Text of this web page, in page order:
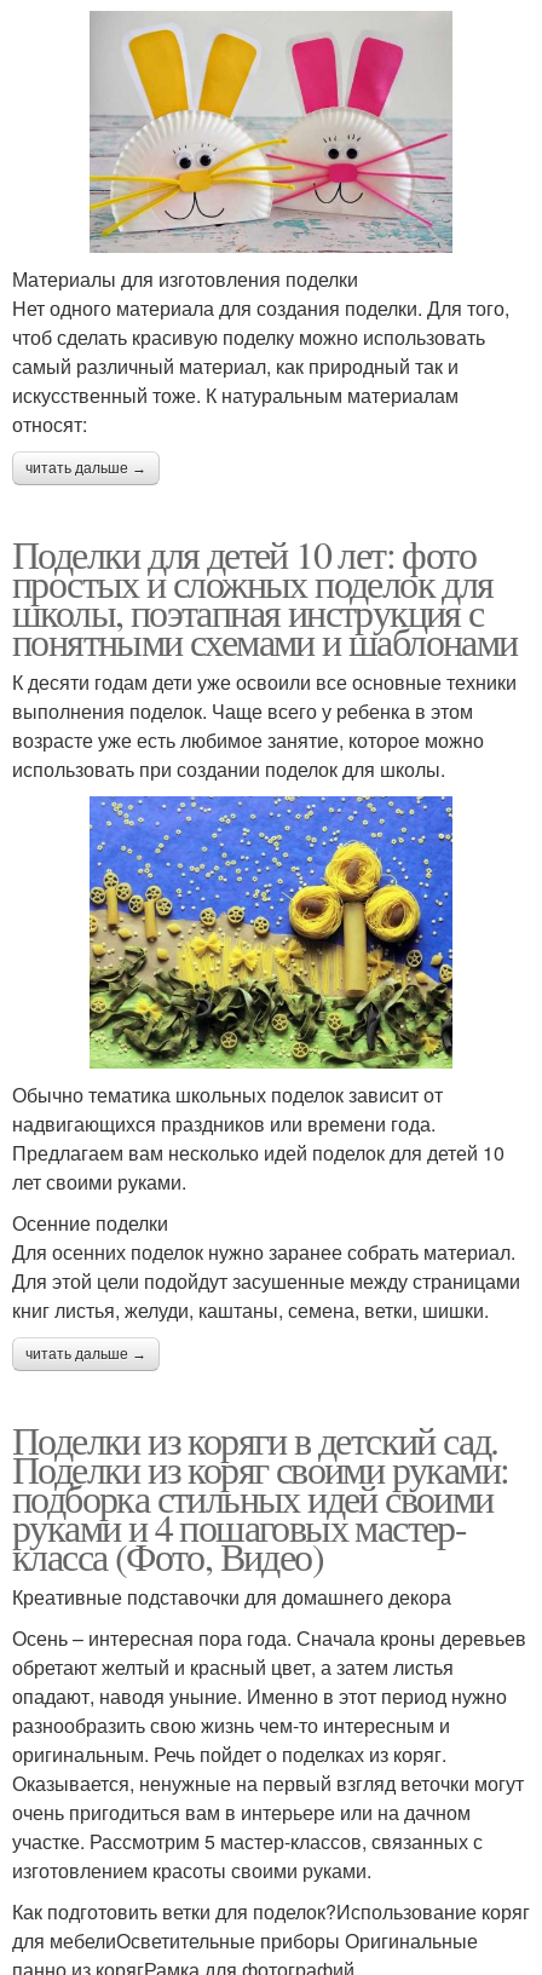
Материалы для изготовления поделки
Нет одного материала для создания поделки. Для того,
чтоб сделать красивую поделку можно использовать
самый различный материал, как природный так и
искусственный тоже. К натуральным материалам
относят:
читать дальше →
Поделки для детей 10 лет: фото
простых и сложных поделок для
школы, поэтапная инструкция с
понятными схемами и шаблонами
К десяти годам дети уже освоили все основные техники
выполнения поделок. Чаще всего у ребенка в этом
возрасте уже есть любимое занятие, которое можно
использовать при создании поделок для школы.
Обычно тематика школьных поделок зависит от
надвигающихся праздников или времени года.
Предлагаем вам несколько идей поделок для детей 10
лет своими руками.
Осенние поделки
Для осенних поделок нужно заранее собрать материал.
Для этой цели подойдут засушенные между страницами
книг листья, желуди, каштаны, семена, ветки, шишки.
читать дальше →
Поделки из коряги в детский сад.
Поделки из коряг своими руками:
подборка стильных идей своими
руками и 4 пошаговых мастер-
класса (Фото, Видео)
Креативные подставочки для домашнего декора
Осень – интересная пора года. Сначала кроны деревьев
обретают желтый и красный цвет, а затем листья
опадают, наводя уныние. Именно в этот период нужно
разнообразить свою жизнь чем-то интересным и
оригинальным. Речь пойдет о поделках из коряг.
Оказывается, ненужные на первый взгляд веточки могут
очень пригодиться вам в интерьере или на дачном
участке. Рассмотрим 5 мастер-классов, связанных с
изготовлением красоты своими руками.
Как подготовить ветки для поделок?Использование коряг
для мебелиОсветительные приборы Оригинальные